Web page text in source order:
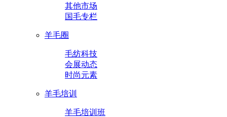
其他市场
国毛专栏
羊毛圈
毛纺科技
会展动态
时尚元素
羊毛培训
羊毛培训班